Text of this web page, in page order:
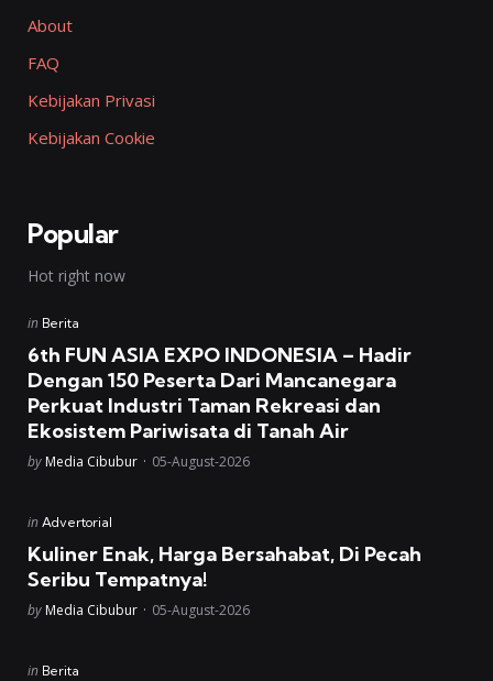
About
FAQ
Kebijakan Privasi
Kebijakan Cookie
Popular
Hot right now
Posted
in Berita
6th FUN ASIA EXPO INDONESIA – Hadir
Dengan 150 Peserta Dari Mancanegara
Perkuat Industri Taman Rekreasi dan
Ekosistem Pariwisata di Tanah Air
Posted
by Media Cibubur 05-August-2026
Posted
in Advertorial
Kuliner Enak, Harga Bersahabat, Di Pecah
Seribu Tempatnya!
Posted
by Media Cibubur 05-August-2026
Posted
in Berita